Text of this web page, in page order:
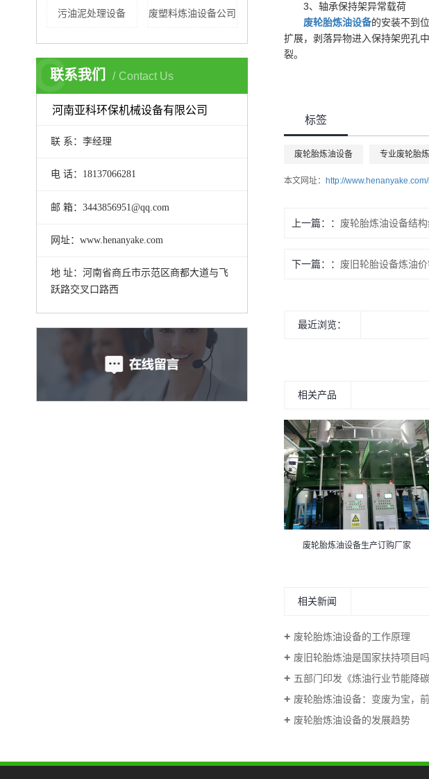
污油泥处理设备 废塑料炼油设备公司
联系我们 Contact Us
C
河南亚科环保机械设备有限公司
联 系：李经理
电 话：18137066281
邮 箱：3443856951@qq.com
网址：www.henanyake.com
地 址：河南省商丘市示范区商都大道与飞
跃路交叉口路西
3、轴承保持架异常载荷
废轮胎炼油设备的安装不到
扩展，剥落异物进入保持架兜孔
裂。
标签
废轮胎炼油设备 专业废轮胎
本文网址： http://
上一篇： 废轮胎炼油设备结
下一篇： 废旧轮胎设备炼油价
最近浏览：
相关产品
废轮胎炼油设备生产订购厂家
相关新闻
废轮胎炼油设备的工作原理
废旧轮胎炼油是国家扶持项目吗
五部门印发《炼油行业节能降
废轮胎炼油设备：变废为宝，
废轮胎炼油设备的发展趋势